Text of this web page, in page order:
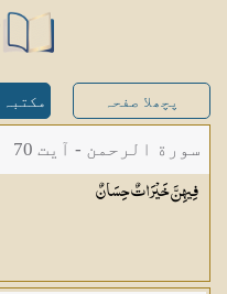
پچھلا صفحہ
سورة الرحمن - آیت 70
فِيهِنَّ خَيْرَاتٌحِسَانٌ